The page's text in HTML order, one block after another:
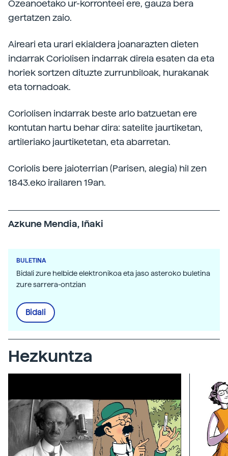
Ozeanoetako ur-korronteei ere, gauza bera
gertatzen zaio.
Aireari eta urari ekialdera joanarazten dieten
indarrak Coriolisen indarrak direla esaten da eta
horiek sortzen dituzte zurrunbiloak, hurakanak
eta tornadoak.
Coriolisen indarrak beste arlo batzuetan ere
kontutan hartu behar dira: satelite jaurtiketan,
artileriako jaurtiketetan, eta abarretan.
Coriolis bere jaioterrian (Parisen, alegia) hil zen
1843.eko irailaren 19an.
Azkune Mendia, Iñaki
BULETINA
Bidali zure helbide elektronikoa eta jaso asteroko buletina
zure sarrera-ontzian
Bidali
Hezkuntza